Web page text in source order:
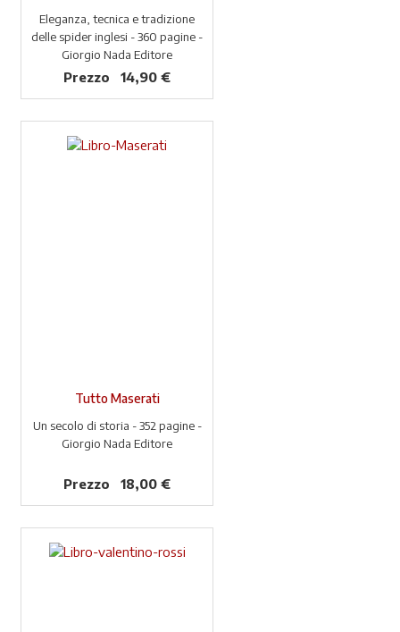
Eleganza, tecnica e tradizione
delle spider inglesi - 360 pagine -
Giorgio Nada Editore
Prezzo 14,90 €
Tutto Maserati
Un secolo di storia - 352 pagine -
Giorgio Nada Editore
Prezzo 18,00 €